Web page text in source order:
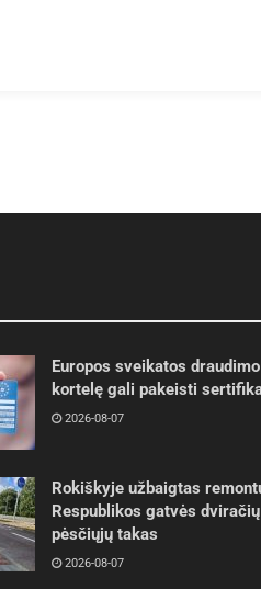
Europos sveikatos draudimo
kortelę gali pakeisti
2026-08-07
Rokiškyje užbaigtas
Respublikos gatvės
pėsčiųjų takas
2026-08-07